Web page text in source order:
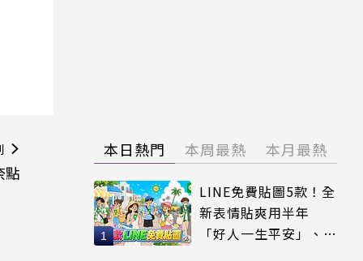
點
本日熱門 本周最熱 本月最熱
LINE免費貼圖5款！全
新表情貼爽用半年
「好人一生平安」、